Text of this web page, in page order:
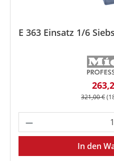
E 363 Einsatz 1/6
Regulärer
321,00 €
Produkt Anzahl:
In den